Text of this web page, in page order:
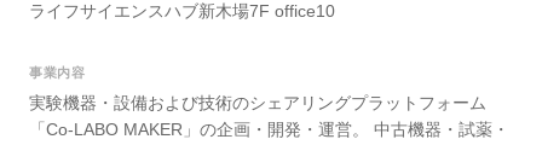
ライフサイエンスハブ新木場7F office10
事業内容
実験機器・設備および技術のシェアリングプラットフォーム
「Co-LABO MAKER」の企画・開発・運営。 中古機器・試薬・